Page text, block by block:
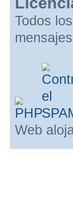
Todos
Web